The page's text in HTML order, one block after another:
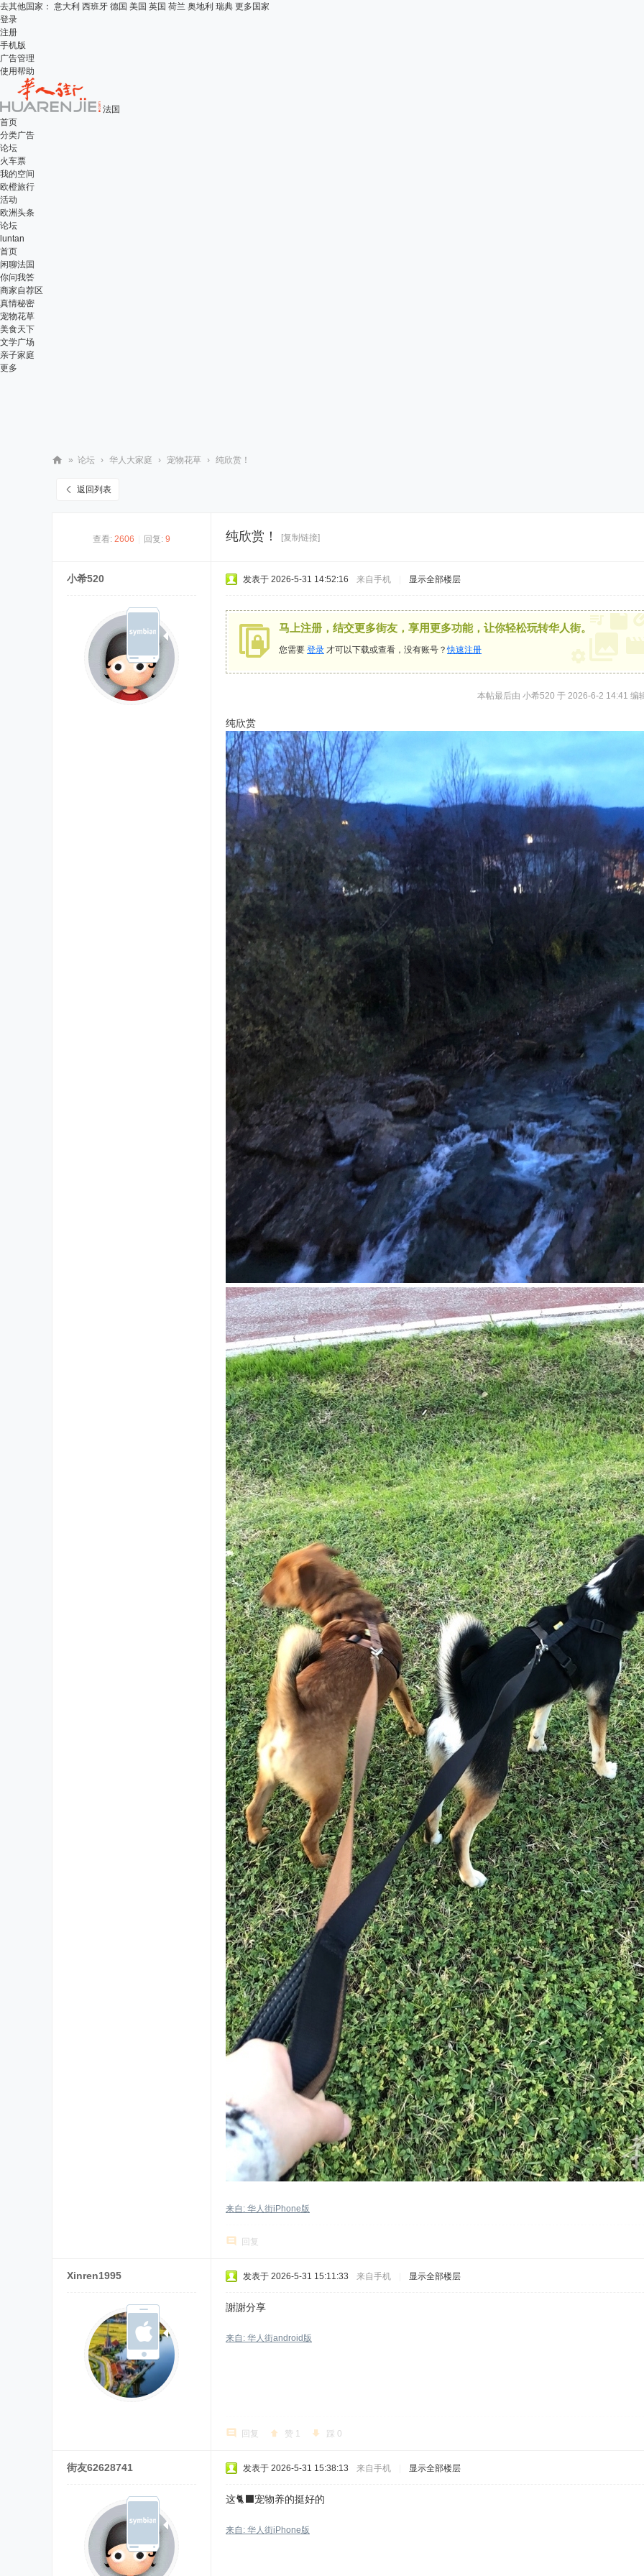
去其他国家： 意大利 西班牙 德国 美国 英国 荷兰 奥地利 瑞典 更多国家
登录
注册
手机版
广告管理
使用帮助
法国
首页
分类广告
论坛
火车票
我的空间
欧橙旅行
活动
欧洲头条
论坛
luntan
首页
闲聊法国
你问我答
商家自荐区
真情秘密
宠物花草
美食天下
文学广场
亲子家庭
更多
» 论坛 › 华人大家庭 › 宠物花草 › 纯欣赏！
返回列表
查看: 2606 回复: 9 纯欣赏！ [复制链接]
小希520 发表于 2026-5-31 14:52:16 来自手机 显示全部楼层
马上注册，结交更多街友，享用更多功能，让你轻松玩转华人街。
您需要 登录 才可以下载或查看，没有账号？快速注册
本帖最后由 小希520 于 2026-6-2 14:41 编
纯欣赏
来自: 华人街iPhone版
回复
Xinren1995 发表于 2026-5-31 15:11:33 来自手机 显示全部楼层
謝謝分享
来自: 华人街android版
回复 赞 1 踩 0
街友62628741 发表于 2026-5-31 15:38:13 来自手机 显示全部楼层
这🐈‍⬛宠物养的挺好的
来自: 华人街iPhone版